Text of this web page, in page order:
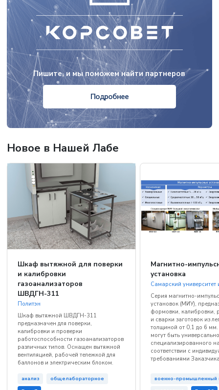
Пишите, и мы поможем найти партнеров
Подробнее
Новое в Нашей Лабе
Шкаф вытяжной для поверки
и калибровки
газоанализаторов
ШВДГН-311
Политэн
Шкаф вытяжной ШВДГН-311
предназначен для поверки,
калибровки и проверки
работоспособности газоанализаторов
различных типов. Оснащен вытяжной
вентиляцией, рабочей тележкой для
баллонов и электрическим блоком.
анализ
общелабораторное
Магнитно-
установка
Самарский университет
Серия магнитно-
установок (МИУ),
формовки, калибровки,
и сварки заготовок из
толщиной от 0,1 до 6 мм.
могут быть
специализированного
соответствии с
требованиями
военно-промышленный